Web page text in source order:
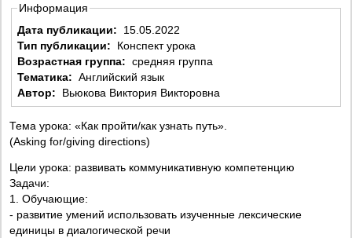
Информация
Дата публикации:
15.05.2022
Тип публикации:
Конспект урока
Возрастная группа: средняя группа
Тематика: Английский язык
Автор:
Вьюкова Виктория Викторовна
Тема урока: «Как пройти/как узнать путь».
(Asking for/giving directions)
Цели урока: развивать коммуникативную компетенцию
Задачи:
1. Обучающие:
- развитие умений использовать изученные лексические
единицы в диалогической речи